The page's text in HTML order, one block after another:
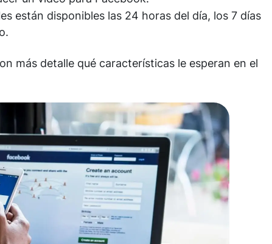
están disponibles las 24 horas del día, los 7 días
más detalle qué características le esperan en el